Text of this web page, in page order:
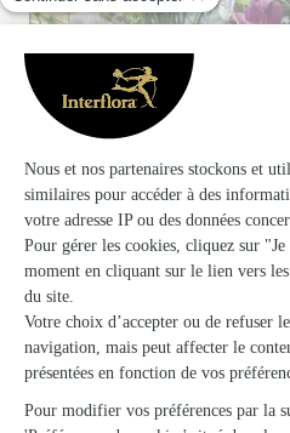
Dm le Fleuriste
Blain
18 rue de Nantes
Voir la boutique